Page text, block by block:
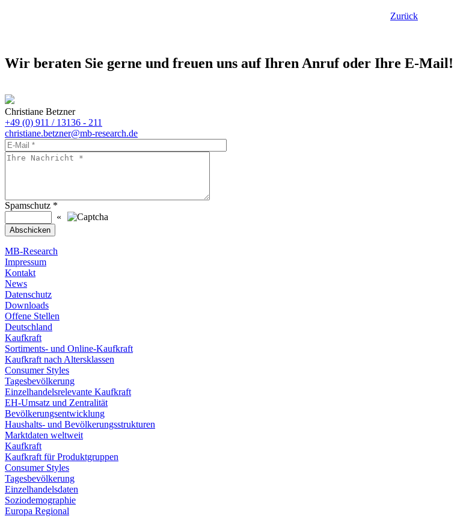
Zurück
Wir beraten Sie gerne und freuen uns auf Ihren Anruf oder Ihre E-Mail!
Christiane Betzner
+49 (0) 911 / 13136 - 211
christiane.betzner@mb-research.de
Spamschutz *
«
MB-Research
Impressum
Kontakt
News
Datenschutz
Downloads
Offene Stellen
Deutschland
Kaufkraft
Sortiments- und Online-Kaufkraft
Kaufkraft nach Altersklassen
Consumer Styles
Tagesbevölkerung
Einzelhandelsrelevante Kaufkraft
EH-Umsatz und Zentralität
Bevölkerungsentwicklung
Haushalts- und Bevölkerungsstrukturen
Marktdaten weltweit
Kaufkraft
Kaufkraft für Produktgruppen
Consumer Styles
Tagesbevölkerung
Einzelhandelsdaten
Soziodemographie
Europa Regional